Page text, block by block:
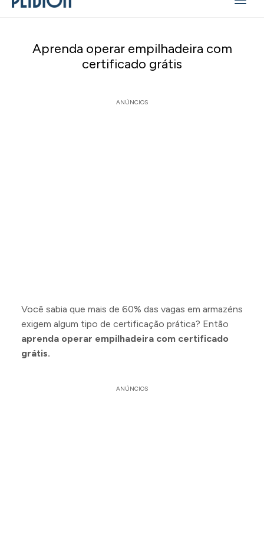
Aprenda operar empilhadeira com
certificado grátis
ANÚNCIOS
Você sabia que mais de 60% das vagas em armazéns
exigem algum tipo de certificação prática? Então
aprenda operar empilhadeira com certificado
grátis.
ANÚNCIOS